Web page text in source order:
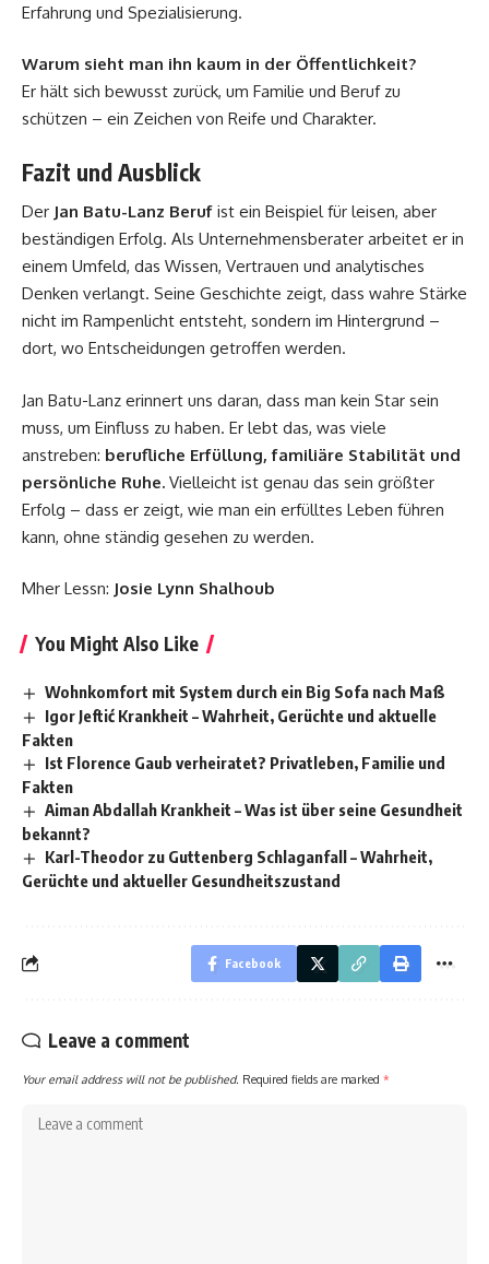
Erfahrung und Spezialisierung.
Warum sieht man ihn kaum in der Öffentlichkeit?
Er hält sich bewusst zurück, um Familie und Beruf zu
schützen – ein Zeichen von Reife und Charakter.
Fazit und Ausblick
Der Jan Batu-Lanz Beruf ist ein Beispiel für leisen, aber
beständigen Erfolg. Als Unternehmensberater arbeitet er in
einem Umfeld, das Wissen, Vertrauen und analytisches
Denken verlangt. Seine Geschichte zeigt, dass wahre Stärke
nicht im Rampenlicht entsteht, sondern im Hintergrund –
dort, wo Entscheidungen getroffen werden.
Jan Batu-Lanz erinnert uns daran, dass man kein Star sein
muss, um Einfluss zu haben. Er lebt das, was viele
anstreben: berufliche Erfüllung, familiäre Stabilität und
persönliche Ruhe. Vielleicht ist genau das sein größter
Erfolg – dass er zeigt, wie man ein erfülltes Leben führen
kann, ohne ständig gesehen zu werden.
Mher Lessn: Josie Lynn Shalhoub
You Might Also Like
Wohnkomfort mit System durch ein Big Sofa nach Maß
Igor Jeftić Krankheit – Wahrheit, Gerüchte und aktuelle
Fakten
Ist Florence Gaub verheiratet? Privatleben, Familie und
Fakten
Aiman Abdallah Krankheit – Was ist über seine Gesundheit
bekannt?
Karl-Theodor zu Guttenberg Schlaganfall – Wahrheit,
Gerüchte und aktueller Gesundheitszustand
Facebook
Leave a comment
Your email address will not be published. Required fields are marked *